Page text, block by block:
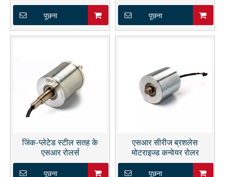
पूछना पूछना
जिंक-प्लेटेड स्टील सतह के
एसआर रोलर्स
पूछना
एसआर सीरीज ब्रशलेस
मोटराइज्ड कन्वेयर रोलर
पूछना